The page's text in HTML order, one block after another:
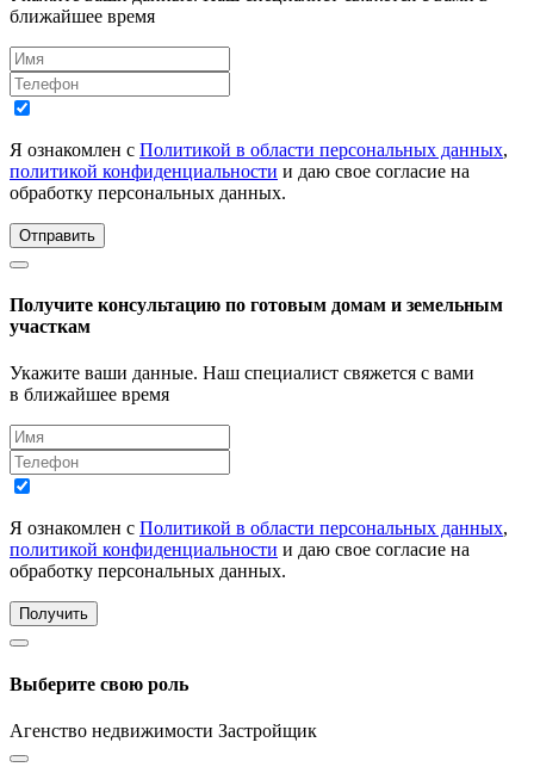
ближайшее время
Я ознакомлен с Политикой в области персональных данных,
политикой конфиденциальности и даю свое согласие на
обработку персональных данных.
Отправить
Получите консультацию по готовым домам и земельным
участкам
Укажите ваши данные. Наш специалист свяжется с вами
в ближайшее время
Я ознакомлен с Политикой в области персональных данных,
политикой конфиденциальности и даю свое согласие на
обработку персональных данных.
Получить
Выберите свою роль
Агенство недвижимости Застройщик